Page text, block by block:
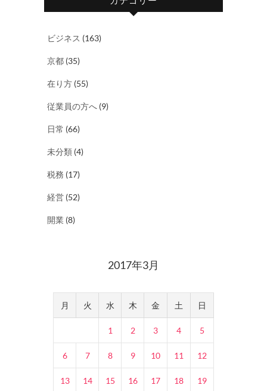
ビジネス (163)
京都 (35)
在り方 (55)
従業員の方へ (9)
日常 (66)
未分類 (4)
税務 (17)
経営 (52)
開業 (8)
2017年3月
月 火 水 木 金 土 日
1 2 3 4 5
6 7 8 9 10 11 12
13 14 15 16 17 18 19